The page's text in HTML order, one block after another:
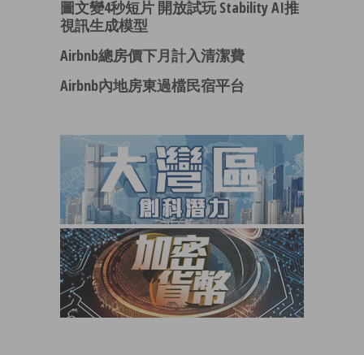
圖文變4秒短片 開放試玩 Stability AI推
視訊生成模型
Airbnb總房價下月計入清潔費
Airbnb內地房東過檔民宿平台